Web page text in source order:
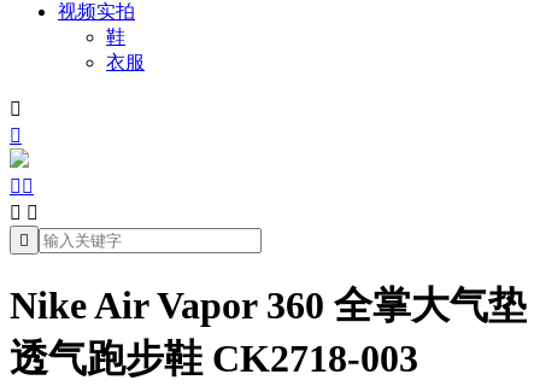
视频实拍
鞋
衣服


 
 

Nike Air Vapor 360 全掌大气垫
透气跑步鞋 CK2718-003